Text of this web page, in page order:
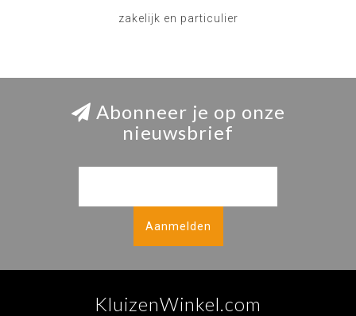
zakelijk en particulier
Abonneer je op onze
nieuwsbrief
Aanmelden
KluizenWinkel.com